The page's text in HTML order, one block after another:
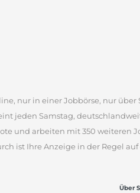
nur in einer Jobbörse, nur
jeden Samstag,
und arbeiten mit 350 weiteren
ist Ihre Anzeige in der Regel
Über